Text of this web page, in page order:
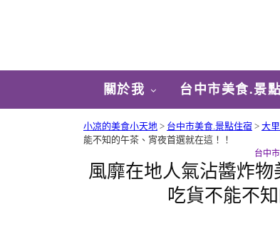
關於我 台中市美食.景點
小凉的美食小天地 > 台中市美食.景點住宿 > 大
能不知的午茶、宵夜首選就在這！！
台中
風靡在地人氣沾醬炸物
吃貨不能不